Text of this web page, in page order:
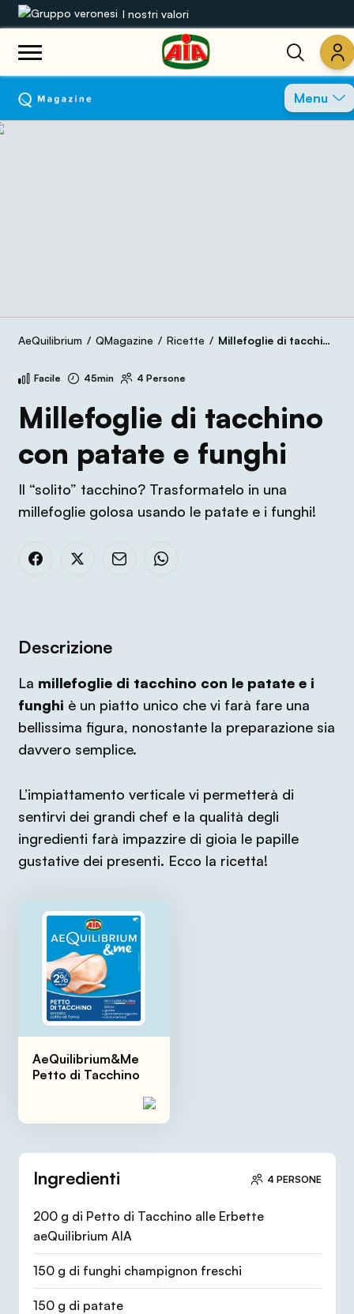
I nostri valori
Le nostre gamme
Ricette
Menu
AeQuilibrium QMagazine Ricette Millefoglie di tacchino con patate e funghi
Facile 45min 4 Persone
Millefoglie di tacchino
con patate e funghi
Il “solito” tacchino? Trasformatelo in una
millefoglie golosa usando le patate e i funghi!
Ingredienti 4 PERSONE
200 g di Petto di Tacchino alle Erbette
aeQuilibrium AIA
150 g di funghi champignon freschi
150 g di patate
Descrizione
La millefoglie di tacchino con le patate e i
funghi è un piatto unico che vi farà fare una
bellissima figura, nonostante la preparazione sia
davvero semplice.
L’impiattamento verticale vi permetterà di
sentirvi dei grandi chef e la qualità degli
ingredienti farà impazzire di gioia le papille
gustative dei presenti. Ecco la ricetta!
AeQuilibrium&Me
Petto di Tacchino